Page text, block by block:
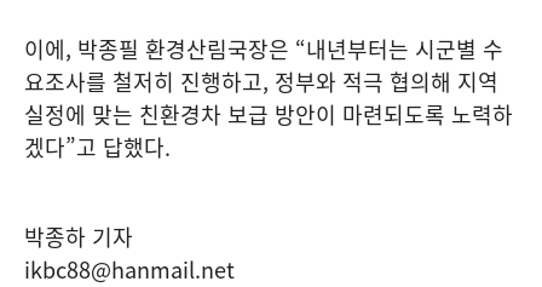
이에, 박종필 환경산림국장은 “내년부터는 시군별 수
요조사를 철저히 진행하고, 정부와 적극 협의해 지역
실정에 맞는 친환경차 보급 방안이 마련되도록 노력하
겠다”고 답했다.
박종하 기자
ikbc88@hanmail.net